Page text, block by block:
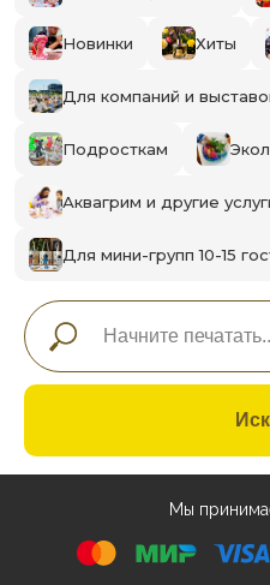
Новинки Хиты
Для компаний и
Подросткам
Аквагрим и другие
Для мини-групп 10-15
Мы